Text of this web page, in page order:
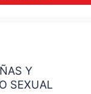
Y
SEXUAL